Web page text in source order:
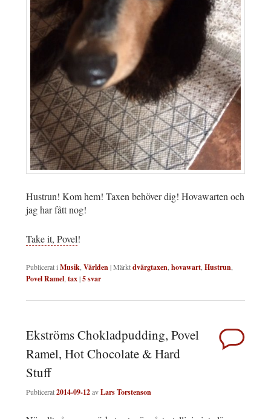
Hustrun! Kom hem! Taxen behöver dig! Hovawarten och
jag har fått nog!
Take it, Povel!
Publicerat iMusik,Världen|Märktdvärgtaxen,hovawart,Hustrun,
Povel Ramel,tax|5svar
Ekströms Chokladpudding, Povel
Ramel, Hot Chocolate & Hard
Stuff
Publicerat2014-09-12avLars Torstenson